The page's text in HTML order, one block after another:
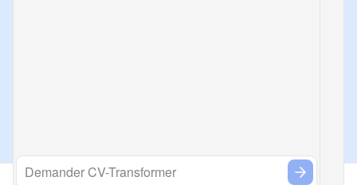
Demander CV-Transformer